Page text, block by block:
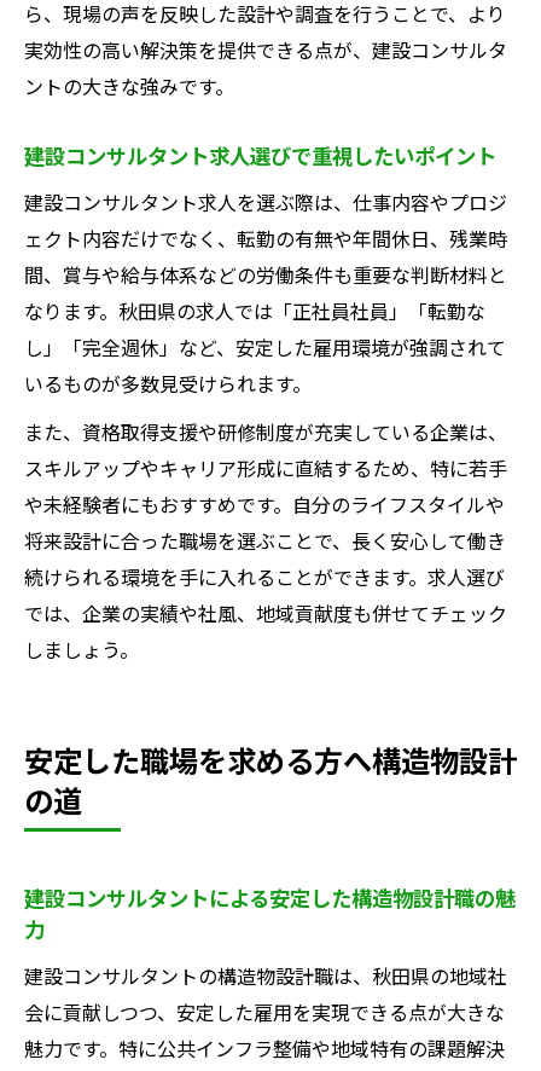
格活用術
ら、現場の声を反映した設計や調査を行うことで、より
実効性の高い解決策を提供できる点が、建設コンサルタ
ントの大きな強みです。
建設コンサルタント求人選びで重視したいポイント
建設コンサルタント求人を選ぶ際は、仕事内容やプロジ
ェクト内容だけでなく、転勤の有無や年間休日、残業時
間、賞与や給与体系などの労働条件も重要な判断材料と
なります。秋田県の求人では「正社員社員」「転勤な
し」「完全週休」など、安定した雇用環境が強調されて
いるものが多数見受けられます。
また、資格取得支援や研修制度が充実している企業は、
スキルアップやキャリア形成に直結するため、特に若手
や未経験者にもおすすめです。自分のライフスタイルや
将来設計に合った職場を選ぶことで、長く安心して働き
続けられる環境を手に入れることができます。求人選び
では、企業の実績や社風、地域貢献度も併せてチェック
しましょう。
安定した職場を求める方へ構造物設計
の道
建設コンサルタントによる安定した構造物設計職の魅
力
建設コンサルタントの構造物設計職は、秋田県の地域社
会に貢献しつつ、安定した雇用を実現できる点が大きな
魅力です。特に公共インフラ整備や地域特有の課題解決